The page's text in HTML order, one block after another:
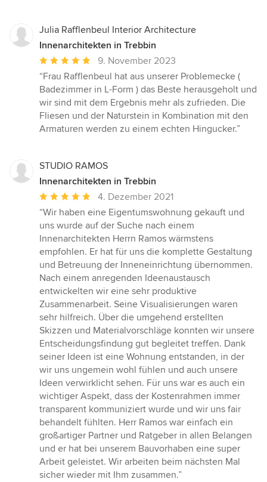
Julia Rafflenbeul Interior Architecture
Innenarchitekten in Trebbin
Durchschnittliche
Bewertung:
5
von
5
Sternen
9. November 2023
“Frau Rafflenbeul hat aus unserer Problemecke (
Badezimmer in L-Form ) das Beste herausgeholt und
wir sind mit dem Ergebnis mehr als zufrieden. Die
Fliesen und der Naturstein in Kombination mit den
Armaturen werden zu einem echten Hingucker.”
STUDIO RAMOS
Innenarchitekten in Trebbin
Durchschnittliche
Bewertung:
5
von
5
Sternen
4. Dezember 2021
“Wir haben eine Eigentumswohnung gekauft und
uns wurde auf der Suche nach einem
Innenarchitekten Herrn Ramos wärmstens
empfohlen. Er hat für uns die komplette Gestaltung
und Betreuung der Inneneinrichtung übernommen.
Nach einem anregenden Ideenaustausch
entwickelten wir eine sehr produktive
Zusammenarbeit. Seine Visualisierungen waren
sehr hilfreich. Über die umgehend erstellten
Skizzen und Materialvorschläge konnten wir unsere
Entscheidungsfindung gut begleitet treffen. Dank
seiner Ideen ist eine Wohnung entstanden, in der
wir uns ungemein wohl fühlen und auch unsere
Ideen verwirklicht sehen. Für uns war es auch ein
wichtiger Aspekt, dass der Kostenrahmen immer
transparent kommuniziert wurde und wir uns fair
behandelt fühlten. Herr Ramos war einfach ein
großartiger Partner und Ratgeber in allen Belangen
und er hat bei unserem Bauvorhaben eine super
Arbeit geleistet. Wir arbeiten beim nächsten Mal
sicher wieder mit Ihm zusammen.”